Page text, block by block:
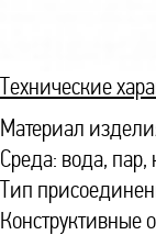
Технические
Материал
Среда: вода,
Тип
Конструктивные